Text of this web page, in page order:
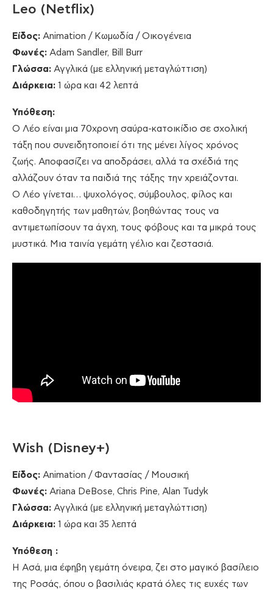
Leo (Netflix)
Είδος: Animation / Κωμωδία / Οικογένεια
Φωνές: Adam Sandler, Bill Burr
Γλώσσα: Αγγλικά (με ελληνική μεταγλώττιση)
Διάρκεια: 1 ώρα και 42 λεπτά
Υπόθεση:
Ο Λέο είναι μια 70χρονη σαύρα-κατοικίδιο σε σχολική
τάξη που συνειδητοποιεί ότι της μένει λίγος χρόνος
ζωής. Αποφασίζει να αποδράσει, αλλά τα σχέδιά της
αλλάζουν όταν τα παιδιά της τάξης την χρειάζονται.
Ο Λέο γίνεται… ψυχολόγος, σύμβουλος, φίλος και
καθοδηγητής των μαθητών, βοηθώντας τους να
αντιμετωπίσουν τα άγχη, τους φόβους και τα μικρά τους
μυστικά. Μια ταινία γεμάτη γέλιο και ζεστασιά.
Wish (Disney+)
Είδος: Animation / Φαντασίας / Μουσική
Φωνές: Ariana DeBose, Chris Pine, Alan Tudyk
Γλώσσα: Αγγλικά (με ελληνική μεταγλώττιση)
Διάρκεια: 1 ώρα και 35 λεπτά
Υπόθεση :
Η Ασά, μια έφηβη γεμάτη όνειρα, ζει στο μαγικό βασίλειο
της Ροσάς, όπου ο βασιλιάς κρατά όλες τις ευχές των